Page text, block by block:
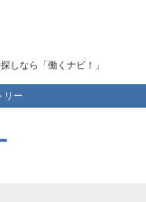
しなら「働くナビ！」
リー